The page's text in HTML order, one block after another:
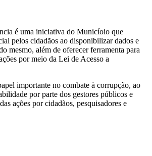
é uma iniciativa do Municíoio que
pelos cidadãos ao disponibilizar dados e
mesmo, além de oferecer ferramenta para
por meio da Lei de Acesso a
importante no combate à corrupção, ao
por parte dos gestores públicos e
ações por cidadãos, pesquisadores e